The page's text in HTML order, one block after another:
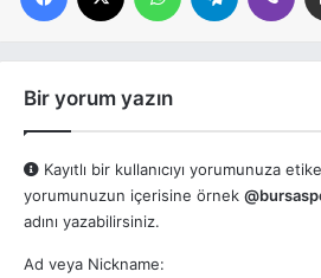
Bir yorum yazın
Kayıtlı bir kullanıcıyı yorumunuza
yorumunuzun içerisine örnek
adını yazabilirsiniz.
Ad veya Nickname: